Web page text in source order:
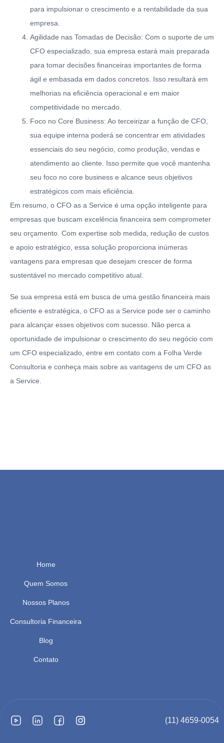
para impulsionar o crescimento e a rentabilidade da sua
empresa.
Agilidade nas Tomadas de Decisão: Com o suporte de um
CFO especializado, sua empresa estará mais preparada
para tomar decisões financeiras importantes de forma
ágil e embasada em dados concretos. Isso resultará em
melhorias na eficiência operacional e em maior
competitividade no mercado.
Foco no Core Business: Ao terceirizar a função de CFO,
sua equipe interna poderá se concentrar em atividades
essenciais do seu negócio, como produção, vendas e
atendimento ao cliente. Isso permite que você mantenha
seu foco no core business e alcance seus objetivos
estratégicos com mais eficiência.
Em resumo, o CFO as a Service é uma opção inteligente para
empresas que buscam excelência financeira sem comprometer
seu orçamento. Com expertise sob medida, redução de custos
e apoio estratégico, essa solução proporciona inúmeras
vantagens para empresas que desejam crescer de forma
sustentável no mercado competitivo atual.
Se sua empresa está em busca de uma gestão financeira mais
eficiente e estratégica, o CFO as a Service pode ser o caminho
para alcançar esses objetivos com sucesso. Não perca a
oportunidade de impulsionar o crescimento do seu negócio com
um CFO especializado, entre em contato com a Folha Verde
Consultoria e conheça mais sobre as vantagens de um CFO as
a Service.
Home
Quem Somos
Nossos Planos
Consultoria Financeira
Blog
Contato
(11) 4659-0054